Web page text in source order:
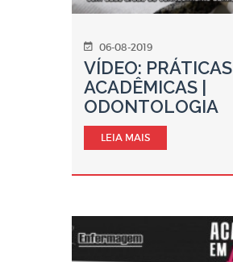
06-08-2019
VÍDEO: PRÁTICAS
ACADÊMICAS |
ODONTOLOGIA
LEIA MAIS